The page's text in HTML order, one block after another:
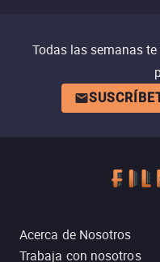
Todas las semanas
Acerca de Nosotros
Trabaja con nosotros